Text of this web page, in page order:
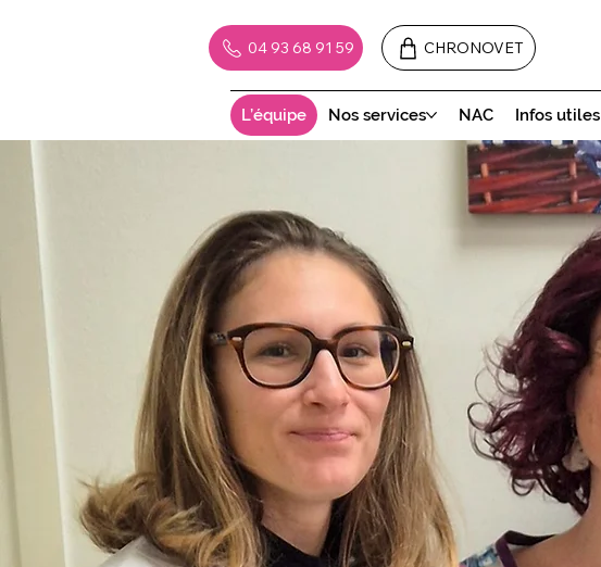
04 93 68 91 59 CHRONOVET
L’équipe Nos services NAC Infos utiles